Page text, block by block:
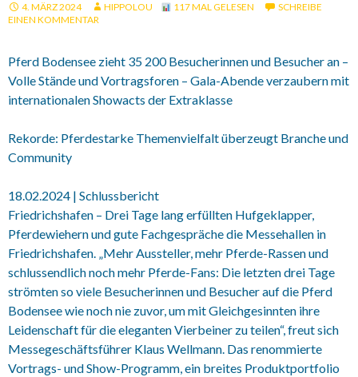
4. MÄRZ 2024 HIPPOLOU 117 MAL GELESEN
SCHREIBE
EINEN KOMMENTAR
Pferd Bodensee zieht 35 200 Besucherinnen und Besucher an –
Volle Stände und Vortragsforen – Gala-Abende verzaubern mit
internationalen Showacts der Extraklasse
Rekorde: Pferdestarke Themenvielfalt überzeugt Branche und
Community
18.02.2024 | Schlussbericht
Friedrichshafen – Drei Tage lang erfüllten Hufgeklapper,
Pferdewiehern und gute Fachgespräche die Messehallen in
Friedrichshafen. „Mehr Aussteller, mehr Pferde-Rassen und
schlussendlich noch mehr Pferde-Fans: Die letzten drei Tage
strömten so viele Besucherinnen und Besucher auf die Pferd
Bodensee wie noch nie zuvor, um mit Gleichgesinnten ihre
Leidenschaft für die eleganten Vierbeiner zu teilen“, freut sich
Messegeschäftsführer Klaus Wellmann. Das renommierte
Vortrags- und Show-Programm, ein breites Produktportfolio